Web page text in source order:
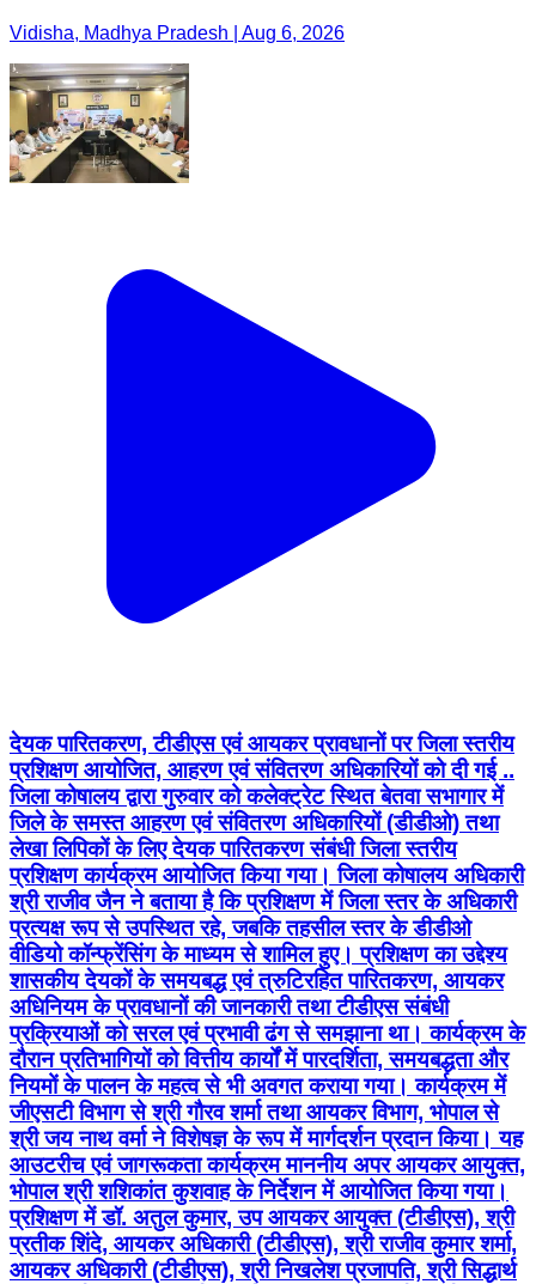
Vidisha, Madhya Pradesh | Aug 6, 2026
देयक पारितकरण, टीडीएस एवं आयकर प्रावधानों पर जिला स्तरीय
प्रशिक्षण आयोजित, आहरण एवं संवितरण अधिकारियों को दी गई ..
जिला कोषालय द्वारा गुरुवार को कलेक्ट्रेट स्थित बेतवा सभागार में
जिले के समस्त आहरण एवं संवितरण अधिकारियों (डीडीओ) तथा
लेखा लिपिकों के लिए देयक पारितकरण संबंधी जिला स्तरीय
प्रशिक्षण कार्यक्रम आयोजित किया गया। जिला कोषालय अधिकारी
श्री राजीव जैन ने बताया है कि प्रशिक्षण में जिला स्तर के अधिकारी
प्रत्यक्ष रूप से उपस्थित रहे, जबकि तहसील स्तर के डीडीओ
वीडियो कॉन्फ्रेंसिंग के माध्यम से शामिल हुए। प्रशिक्षण का उद्देश्य
शासकीय देयकों के समयबद्ध एवं त्रुटिरहित पारितकरण, आयकर
अधिनियम के प्रावधानों की जानकारी तथा टीडीएस संबंधी
प्रक्रियाओं को सरल एवं प्रभावी ढंग से समझाना था। कार्यक्रम के
दौरान प्रतिभागियों को वित्तीय कार्यों में पारदर्शिता, समयबद्धता और
नियमों के पालन के महत्व से भी अवगत कराया गया। कार्यक्रम में
जीएसटी विभाग से श्री गौरव शर्मा तथा आयकर विभाग, भोपाल से
श्री जय नाथ वर्मा ने विशेषज्ञ के रूप में मार्गदर्शन प्रदान किया। यह
आउटरीच एवं जागरूकता कार्यक्रम माननीय अपर आयकर आयुक्त,
भोपाल श्री शशिकांत कुशवाह के निर्देशन में आयोजित किया गया।
प्रशिक्षण में डॉ. अतुल कुमार, उप आयकर आयुक्त (टीडीएस), श्री
प्रतीक शिंदे, आयकर अधिकारी (टीडीएस), श्री राजीव कुमार शर्मा,
आयकर अधिकारी (टीडीएस), श्री निखलेश प्रजापति, श्री सिद्धार्थ